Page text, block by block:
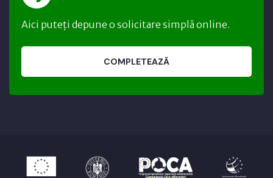
Aici puteți depune o solicitare simplă online.
COMPLETEAZĂ